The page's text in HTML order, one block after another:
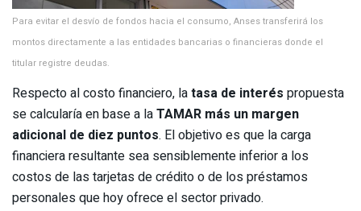
Para evitar el desvío de fondos hacia el consumo, Anses transferirá los
montos directamente a las entidades bancarias o financieras donde el
titular registre deudas.
Respecto al costo financiero, latasa de interés propuesta
se calcularía en base a laTAMAR más un margen
adicional de diez puntos. El objetivo es que la carga
financiera resultante sea sensiblemente inferior a los
costos de las tarjetas de crédito o de los préstamos
personales que hoy ofrece el sector privado.